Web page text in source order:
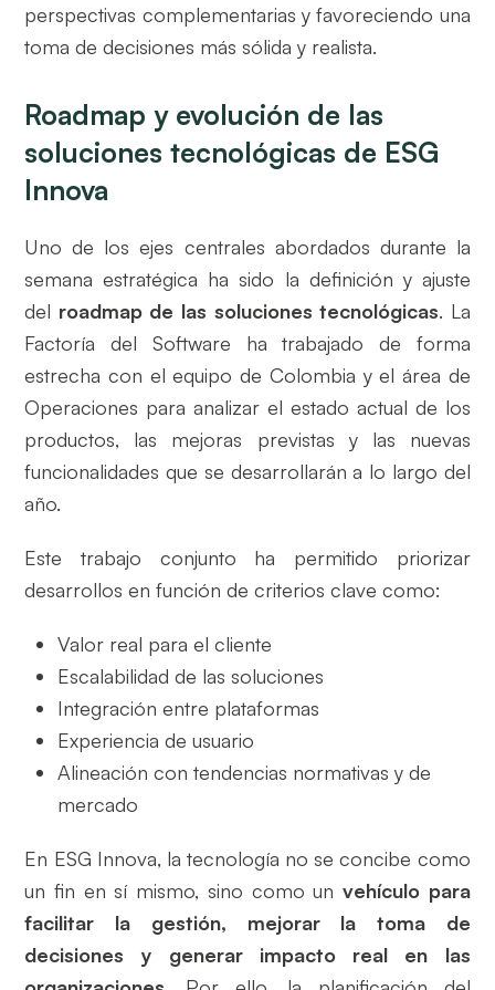
perspectivas complementarias y favoreciendo una
toma de decisiones más sólida y realista.
Roadmap y evolución de las
soluciones tecnológicas de ESG
Innova
Uno de los ejes centrales abordados durante la
semana estratégica ha sido la definición y ajuste
del roadmap de las soluciones tecnológicas. La
Factoría del Software ha trabajado de forma
estrecha con el equipo de Colombia y el área de
Operaciones para analizar el estado actual de los
productos, las mejoras previstas y las nuevas
funcionalidades que se desarrollarán a lo largo del
año.
Este trabajo conjunto ha permitido priorizar
desarrollos en función de criterios clave como:
Valor real para el cliente
Escalabilidad de las soluciones
Integración entre plataformas
Experiencia de usuario
Alineación con tendencias normativas y de
mercado
En ESG Innova, la tecnología no se concibe como
un fin en sí mismo, sino como un vehículo para
facilitar la gestión, mejorar la toma de
decisiones y generar impacto real en las